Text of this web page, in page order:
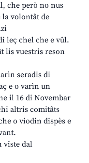
che però no nus
la volontât de
leç chel che e vûl.
lis vuestris reson
seradis di
e o varìn un
il 16 di Novembar
altris comitâts
o viodin dispès e
viste dal